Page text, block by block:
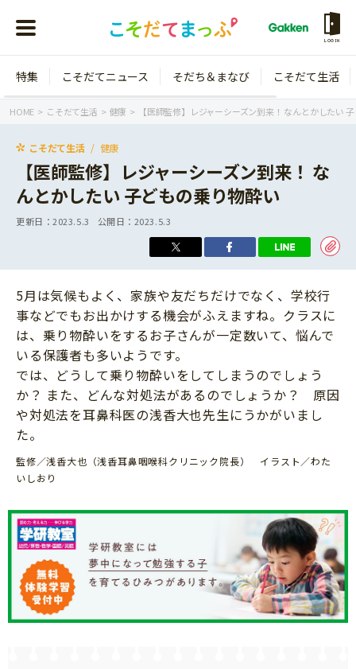
LOGIN
年齢から探す
1歳
年中
年長
小学1年生
小学2年生
小学3年生
小学5年生
小学6年生
こそだてニュース
イベント
ニュース
そだち＆まなび
ワーク・ドリル
幼稚園・保育園
科学・プログラミング
絵本・読み聞かせ
自由研究・工作
読書感想文
本・読書
こそだて生活
住まい
トラブル
親子でいっしょに
人間関係
おでかけ
家族
こそだてマンガ
特集 こそだてニュース そだち＆まなび こそだて生活
HOME こそだて生活 健康 【医師監修】レジャーシーズン到来！ なんとかしたい
こそだて生活 健康
【医師監修】レジャーシーズン到来！ な
んとかしたい 子どもの乗り物酔い
更新日：2023.5.3 公開日： 2023.5.3
5月は気候もよく、家族や友だちだけでなく、学校行
事などでもお出かけする機会がふえますね。クラスに
は、乗り物酔いをするお子さんが一定数いて、悩んで
いる保護者も多いようです。
では、どうして乗り物酔いをしてしまうのでしょう
か？ また、どんな対処法があるのでしょうか？ 原因
や対処法を耳鼻科医の浅香大也先生にうかがいまし
た。
監修／浅香大也（浅香耳鼻咽喉科クリニック院長） イラスト／わた
いしおり